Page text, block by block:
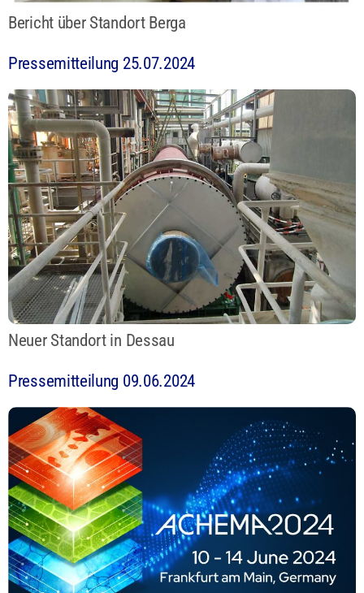
Bericht über Standort Berga
Pressemitteilung 25.07.2024
Neuer Standort in Dessau
Pressemitteilung 09.06.2024